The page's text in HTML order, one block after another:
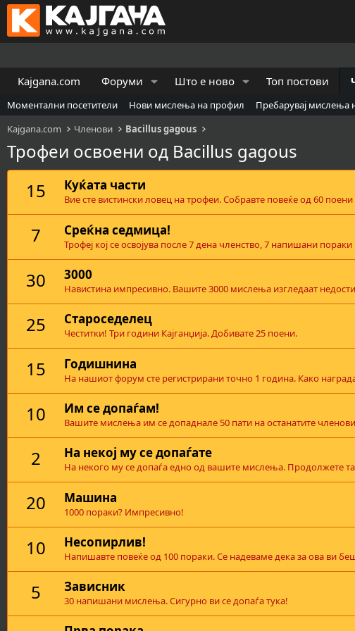
Kajgana.com Форуми Што е ново Топ постови
Моментални посетители Нови мислења на профил
Пребарувај мислења
Kajgana.com
Членови Bacillus gagous
Трофеи освоени од Bacillus gagous
15
Куќата части
Вие сте вистински ловец на трофеи. Собравте повеќе од 60
7 Среќна седмица!
Трофеј кој се освојува после 7 дена членство, 7 напишани
30 3000
Навистина импресивно. Вашите 3000 мислења изгледаат
25 Староседелец
Честитки! Три години Кајганџија. Добивате 25 поени.
15 Годишнина
На нашиот форум сте регистрирани точно 1 година. Како
10 Им се допаѓам!
Вашите мислења им се допаднале 50 пати на останатите
2 На некој му се допаѓате
На некого му се допаѓа едно од вашите мислења. Продолжете
20 Машина
1000 пораки? Импресивно!
10 Несопирлив!
Напишавте повеќе од 100 пораки. Се надеваме дека за ова ви
5 Зависник
30 напишани мислења. Сигурно ви се допаѓа тука!